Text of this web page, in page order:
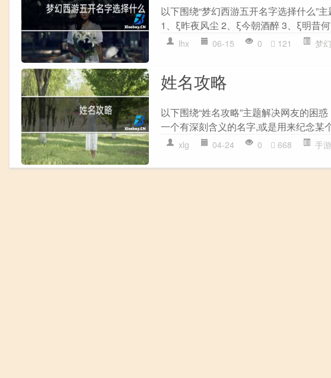
以下围绕“梦幻西游五开名字选择什么”
1、ξ昨夜风尘 2、ξ今朝酒醉 3、ξ明昔
lhx 06-15 0 121 梦
姓名攻略
以下围绕“姓名攻略”主题解决网友的困
一个有深刻含义的名字,或是用来纪念某
xlg 04-24 0 668 手